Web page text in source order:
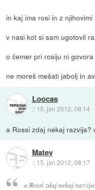
in kaj ima rosi in z
v nasi kot si sam ugotovil
o čemer pri rosiju ni govora
ne moreš mešati jabolj in
Loocas
:: 15. jan 2012, 08:14
a Rossi zdaj nekaj razvija?
Matev
:: 15. jan 2012, 08:17
a Rossi zdaj nekaj